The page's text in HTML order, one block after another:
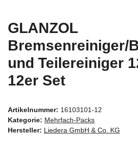
GLANZOL
Bremsenreiniger/
und Teilereiniger
12er Set
Artikelnummer: 16103101-12
Kategorie: Mehrfach-Packs
Hersteller: Liedera GmbH & Co. KG